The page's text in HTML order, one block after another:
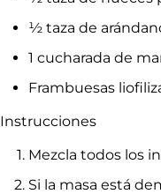
½ taza de
1 cucharada de
Frambuesas
Instrucciones
Mezcla todos los
Si la masa está